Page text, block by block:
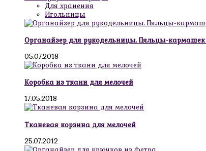
Для хранения
Игольницы
Органайзер для рукодельницы. Пяльцы-кармашек
05.07.2018
Коробка из ткани для мелочей
17.05.2018
Тканевая корзина для мелочей
25.07.2012